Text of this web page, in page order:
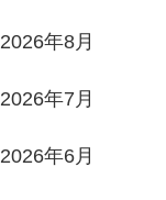
2026年8月
2026年7月
2026年6月